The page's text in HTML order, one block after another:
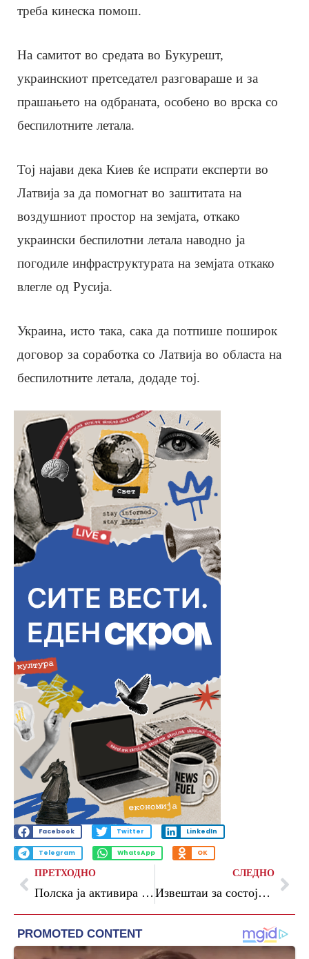
треба кинеска помош.
На самитот во средата во Букурешт,
украинскиот претседател разговараше и за
прашањето на одбраната, особено во врска со
беспилотните летала.
Тој најави дека Киев ќе испрати експерти во
Латвија за да помогнат во заштитата на
воздушниот простор на земјата, откако
украински беспилотни летала наводно ја
погодиле инфраструктурата на земјата откако
влегле од Русија.
Украина, исто така, сака да потпише поширок
договор за соработка со Латвија во областа на
беспилотните летала, додаде тој.
Facebook Twitter LinkedIn
Telegram WhatsApp OK
ПРЕТХОДНО
Полска ја активира воздушната одбрана, Словачка привремено ја затвора границата: „Ја следиме ситуацијата“
СЛЕДНО
Извештаи за состојбата на ракетните залихи: „Иран се подготвува за обновени непријателства“